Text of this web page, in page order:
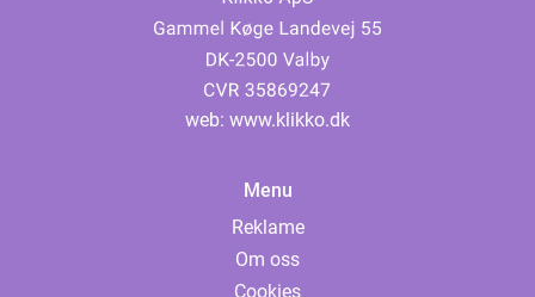
web: www.klikko.dk
Menu
Reklame
Om oss
Cookies